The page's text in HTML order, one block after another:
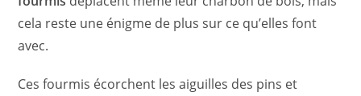
cela reste une énigme de plus sur ce qu’elles font
avec.
Ces fourmis écorchent les aiguilles des pins et